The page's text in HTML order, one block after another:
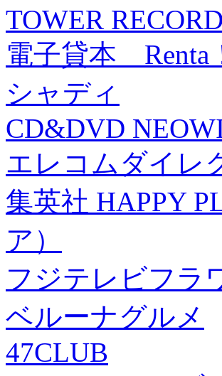
TOWER
電子貸本 Renta
シャディ
CD&DVD
エレコムダイレ
集英社 HAPPY
ア）
フジテレビフラ
ベルーナグルメ
47CLUB